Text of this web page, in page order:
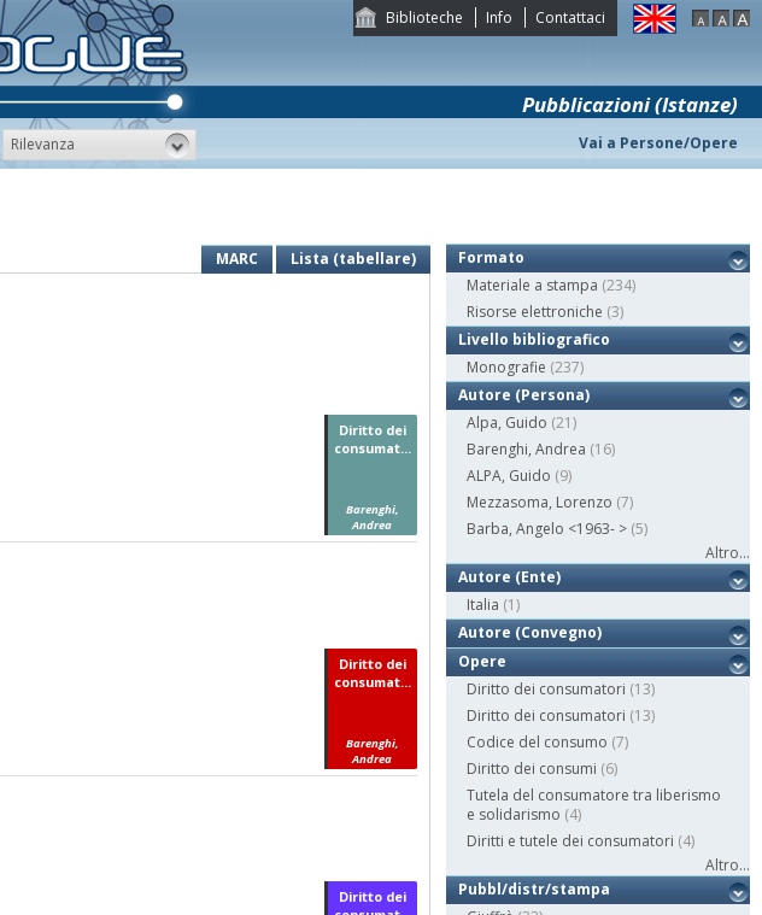
Biblioteche Info Contattaci
Pubblicazioni (Istanze)
Rilevanza Vai a Persone/Opere
MARC
Lista (tabellare)
Diritto dei
consumat...
Barenghi,
Andrea
Diritto dei
consumat...
Barenghi,
Andrea
Diritto dei
Formato
Materiale a stampa (234)
Risorse elettroniche (3)
Livello bibliografico
Monografie (237)
Autore (Persona)
Alpa, Guido (21)
Barenghi, Andrea (16)
ALPA, Guido (9)
Mezzasoma, Lorenzo (7)
Barba, Angelo <1963- > (5)
Altro...
Autore (Ente)
Italia (1)
Autore (Convegno)
Opere
Diritto dei consumatori (13)
Diritto dei consumatori (13)
Codice del consumo (7)
Diritto dei consumi (6)
Tutela del consumatore tra liberismo
e solidarismo (4)
Diritti e tutele dei consumatori (4)
Altro...
Pubbl/distr/stampa